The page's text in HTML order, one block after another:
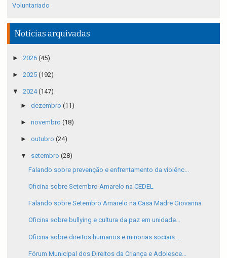
Voluntariado
Notícias arquivadas
► 2026 (45)
► 2025 (192)
▼ 2024(147)
► dezembro (11)
► novembro (18)
► outubro (24)
▼ setembro (28)
Falando sobre prevenção e enfrentamento da violênc...
Oficina sobre Setembro Amarelo na CEDEL
Falando sobre Setembro Amarelo na Casa Madre Giovanna
Oficina sobre bullying e cultura da paz em unidade...
Oficina sobre direitos humanos e minorias sociais ...
Fórum Municipal dos Direitos da Criança e Adolesce...